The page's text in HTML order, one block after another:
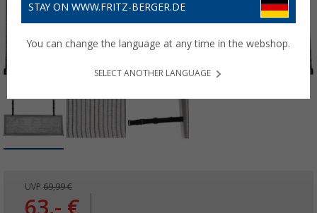
UVP 69,99 €
63,- €
STAY ON WWW.FRITZ-BERGER.DE
You can change the language at any time in the webshop.
SELECT ANOTHER LANGUAGE